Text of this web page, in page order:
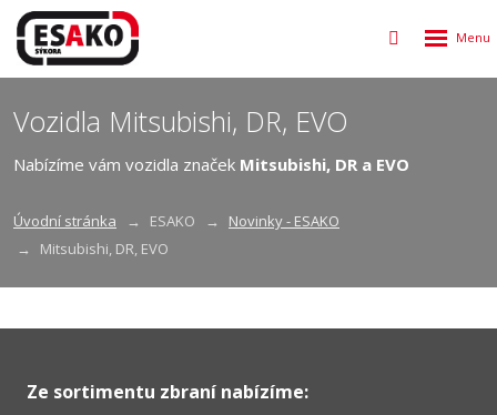
Vyhledávání
Rozbalení
Vozidla Mitsubishi, DR, EVO
Nabízíme vám vozidla značek Mitsubishi, DR a EVO
Úvodní stránka ESAKO
Novinky - ESAKO
Mitsubishi, DR, EVO
Ze sortimentu zbraní nabízíme: